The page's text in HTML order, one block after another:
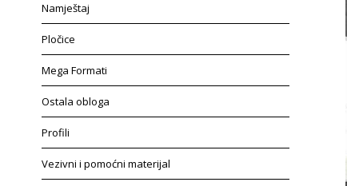
Namještaj
Pločice
Mega Formati
Ostala obloga
Profili
Vezivni i pomoćni materijal